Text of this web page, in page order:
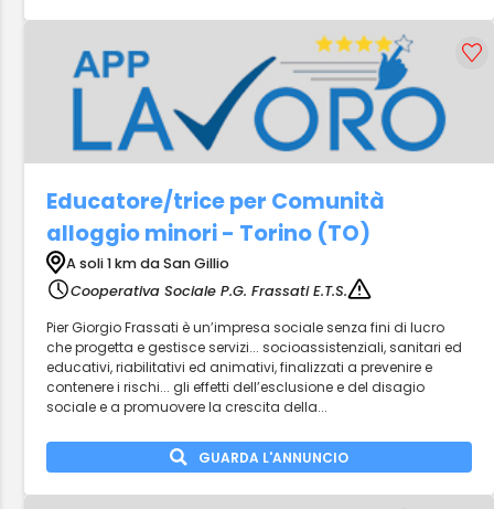
Educatore/trice per Comunità
alloggio minori - Torino (TO)
A soli 1 km da San Gillio
Cooperativa Sociale P.G. Frassati E.T.S.
Pier Giorgio Frassati è un’impresa sociale senza fini di lucro
che progetta e gestisce servizi... socioassistenziali, sanitari ed
educativi, riabilitativi ed animativi, finalizzati a prevenire e
contenere i rischi... gli effetti dell’esclusione e del disagio
sociale e a promuovere la crescita della...
GUARDA L'ANNUNCIO